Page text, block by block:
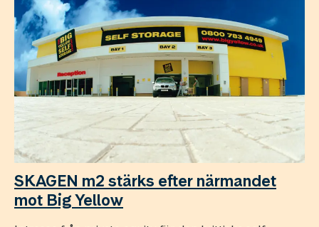
SKAGEN m2 stärks efter närmandet
mot Big Yellow